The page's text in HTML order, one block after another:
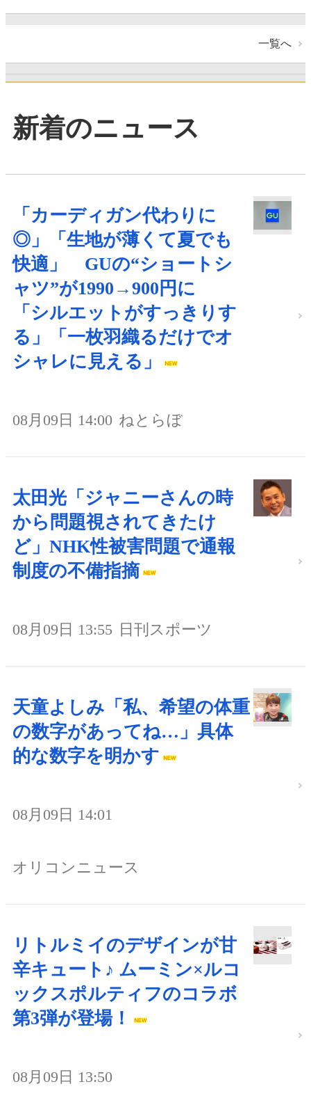
一覧へ
新着のニュース
「カーディガン代わりに
◎」「生地が薄くて夏でも
快適」 GUの“ショートシ
ャツ”が1990→900円に
「シルエットがすっきりす
る」「一枚羽織るだけでオ
シャレに見える」
08月09日 14:00 ねとらぼ
太田光「ジャニーさんの時
から問題視されてきたけ
ど」NHK性被害問題で通報
制度の不備指摘
08月09日 13:55 日刊スポーツ
天童よしみ「私、希望の体重
の数字があってね…」具体
的な数字を明かす
08月09日 14:01
オリコンニュース
リトルミイのデザインが甘
辛キュート♪ ムーミン×ルコ
ックスポルティフのコラボ
第3弾が登場！
08月09日 13:50